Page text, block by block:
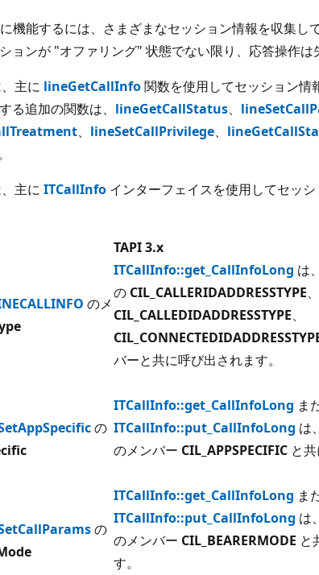
機能するには、さまざまなセッション情報を収集し
ョンが "オファリング" 状態でない限り、応答操作は
主に lineGetCallInfo関数を使用してセッション情
る追加の関数は、 lineGetCallStatus、
、 lineSetCallPrivilege、
主に ITCallInfo インターフェイスを使用してセッ
TAPI 3.x
のメ
ITCallInfo::get_CallInfoLong は、
の CIL_CALLERIDADDRESSTYPE、
CIL_CALLEDIDADDRESSTYPE、
バーと共に呼び出されます。
の
ITCallInfo::get_CallInfoLong ま
ITCallInfo::put_CallInfoLong は、
のメンバー CIL_APPSPECIFIC と
の
ITCallInfo::get_CallInfoLong ま
ITCallInfo::put_CallInfoLong は、
のメンバー CIL_BEARERMODE と
す。